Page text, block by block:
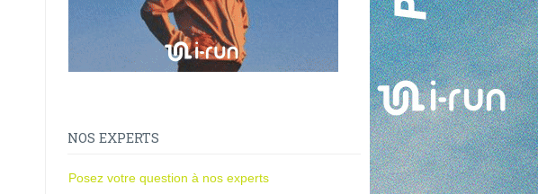
NOS EXPERTS
Posez votre question à nos experts